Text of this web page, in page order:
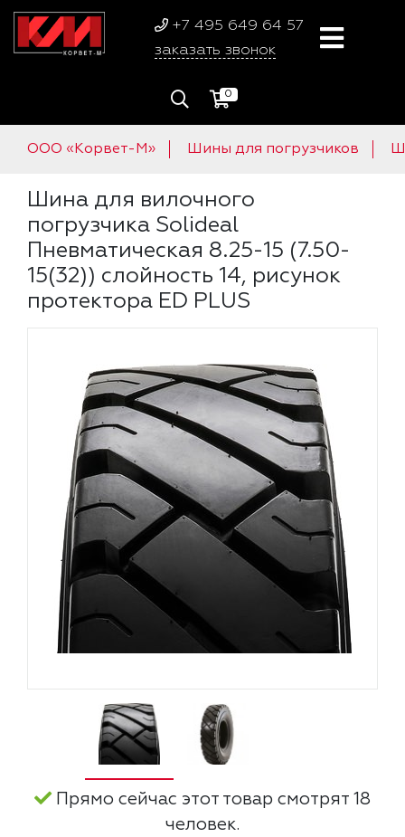
+7 495 649 64 57
заказать звонок
0
ООО «Корвет-М» Шины для погрузчиков
Шина для вилочного
погрузчика Solideal
Пневматическая 8.25-15 (7.50-
15(32)) слойность 14, рисунок
протектора ED PLUS
Прямо сейчас этот товар смотрят 18
человек.